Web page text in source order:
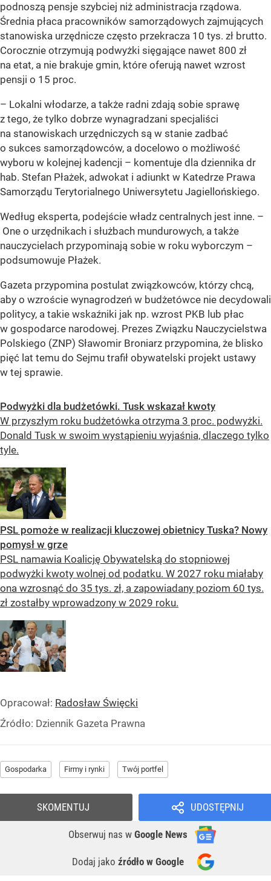
podnoszą pensje szybciej niż administracja rządowa.
Średnia płaca pracowników samorządowych zajmujących
stanowiska urzędnicze często przekracza 10 tys. zł brutto.
Corocznie otrzymują podwyżki sięgające nawet 800 zł
na etat, a nie brakuje gmin, które oferują nawet wzrost
pensji o 15 proc.
– Lokalni włodarze, a także radni zdają sobie sprawę
z tego, że tylko dobrze wynagradzani specjaliści
na stanowiskach urzędniczych są w stanie zadbać
o sukces samorządowców, a docelowo o możliwość
wyboru w kolejnej kadencji – komentuje dla dziennika dr
hab. Stefan Płażek, adwokat i adiunkt w Katedrze Prawa
Samorządu Terytorialnego Uniwersytetu Jagiellońskiego.
Według eksperta, podejście władz centralnych jest inne. –
One o urzędnikach i służbach mundurowych, a także
nauczycielach przypominają sobie w roku wyborczym –
podsumowuje Płażek.
Gazeta przypomina postulat związkowców, którzy chcą,
aby o wzroście wynagrodzeń w budżetówce nie decydowali
politycy, a takie wskaźniki jak np. wzrost PKB lub płac
w gospodarce narodowej. Prezes Związku Nauczycielstwa
Polskiego (ZNP) Sławomir Broniarz przypomina, że blisko
pięć lat temu do Sejmu trafił obywatelski projekt ustawy
w tej sprawie.
Podwyżki dla budżetówki. Tusk wskazał kwoty
W przyszłym roku budżetówka otrzyma 3 proc. podwyżki.
Donald Tusk w swoim wystąpieniu wyjaśnia, dlaczego tylko
tyle.
PSL pomoże w realizacji kluczowej obietnicy Tuska? Nowy
pomysł w grze
PSL namawia Koalicję Obywatelską do stopniowej
podwyżki kwoty wolnej od podatku. W 2027 roku miałaby
ona wzrosnąć do 35 tys. zł, a zapowiadany poziom 60 tys.
zł zostałby wprowadzony w 2029 roku.
Opracował: Radosław Święcki
Źródło: Dziennik Gazeta Prawna
Gospodarka Firmy i rynki Twój portfel
UDOSTĘPNIJ
Obserwuj nas w Google News
Dodaj jako źródło w Google
SKOMENTUJ